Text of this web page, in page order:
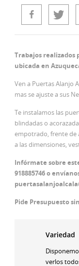
Trabajos realizados
ubicada en
Ven a Puertas Alanjo
mas se ajuste a sus
Te instalamos las
blindadas o
empotrado, frente
a las dimensiones,
Infórmate sobre
918885746 o
Pide Presupuesto
Variedad
verlos